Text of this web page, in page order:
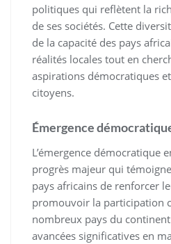
politiques qui reflètent la
de ses sociétés. Cette
de la capacité des pays
réalités locales tout en
aspirations démocratiques
citoyens.
Émergence
L’émergence démocratique
progrès majeur qui
pays africains de renforcer
promouvoir la participation
nombreux pays du
avancées significatives en